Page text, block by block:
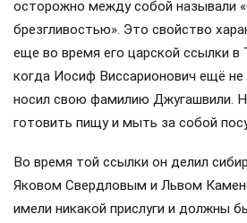
осторожно между собой называли
брезгливостью». Это свойство
еще во время его царской ссылки в
когда Иосиф Виссарионович ещё
носил свою фамилию Джугашвили.
готовить пищу и мыть за собой
Во время той ссылки он делил
Яковом Свердловым и Львом
имели никакой прислуги и должны